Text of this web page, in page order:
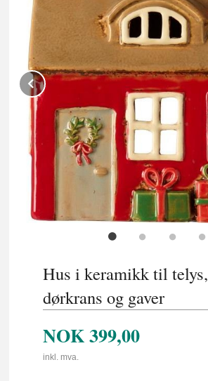
Prev
Hus i keramikk til telys,
dørkrans og gaver
NOK399,00
inkl. mva.